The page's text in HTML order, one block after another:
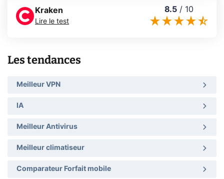
Kraken
Lire le test
8.5 / 10
Les tendances
Meilleur VPN
IA
Meilleur Antivirus
Meilleur climatiseur
Comparateur Forfait mobile